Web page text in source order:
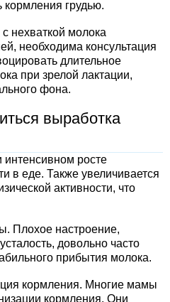
грудью.
нехваткой молока
необходима консультация
длительное
при зрелой лактации,
фона.
выработка
интенсивном росте
в еде. Также увеличивается
активности, что
Плохое настроение,
довольно часто
прибытия молока.
кормления. Многие мамы
кормления. Они